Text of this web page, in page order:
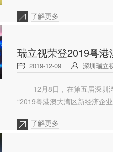
了解更多
瑞立视荣登2019粤
2019-12-09 深圳瑞立
12月8日，在第五届深圳
“2019粤港澳大湾区新经济企
了解更多